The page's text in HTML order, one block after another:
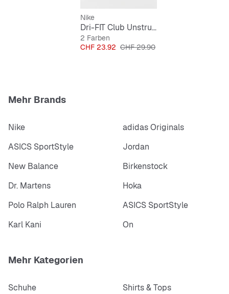
Nike
Dri-FIT Club Unstrukturierte Metall-Swoosh-Cap
2 Farben
Preis
CHF 23.92 Originalpreis
CHF 29.90
Mehr Brands
Nike
adidas Originals
ASICS SportStyle
Jordan
New Balance
Birkenstock
Dr. Martens
Hoka
Polo Ralph Lauren
ASICS SportStyle
Karl Kani
On
Mehr Kategorien
Schuhe
Shirts & Tops